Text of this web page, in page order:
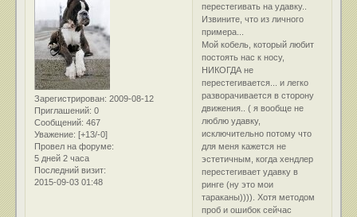
Зарегистрирован: 2009-08-12
Приглашений: 0
Сообщений: 467
Уважение: [+13/-0]
Провел на форуме:
5 дней 2 часа
Последний визит:
2015-09-03 01:48
перестегивать на удавку..
Извините, что из личного
примера...
Мой кобель, который любит
постоять нас к носу,
НИКОГДА не
перестегивается... и легко
разворачивается в сторону
движения.. ( я вообще не
люблю удавку,
исключительно потому что
для меня кажется не
эстетичным, когда хендлер
перестегивает удавку в
ринге (ну это мои
тараканы)))). Хотя методом
проб и ошибок сейчас